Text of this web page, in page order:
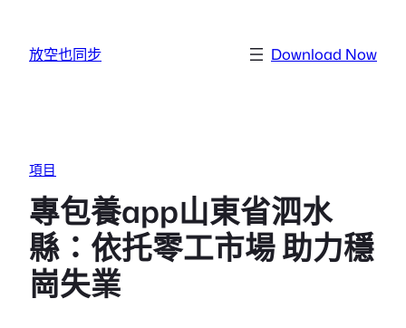
放空也同步 Download Now
項目
專包養app山東省泗水
縣：依托零工市場 助力穩
崗失業